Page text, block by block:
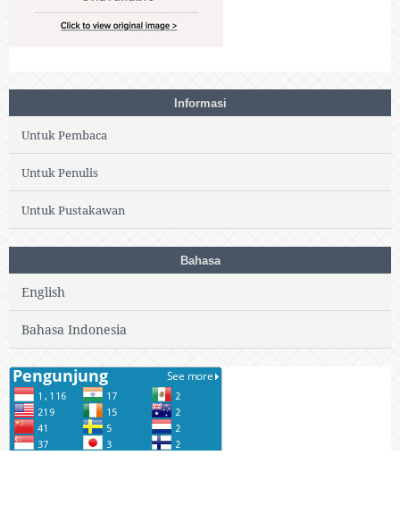
Informasi
Untuk Pembaca
Untuk Penulis
Untuk Pustakawan
Bahasa
English
Bahasa Indonesia